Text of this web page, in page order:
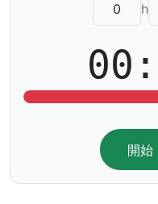
h
開始